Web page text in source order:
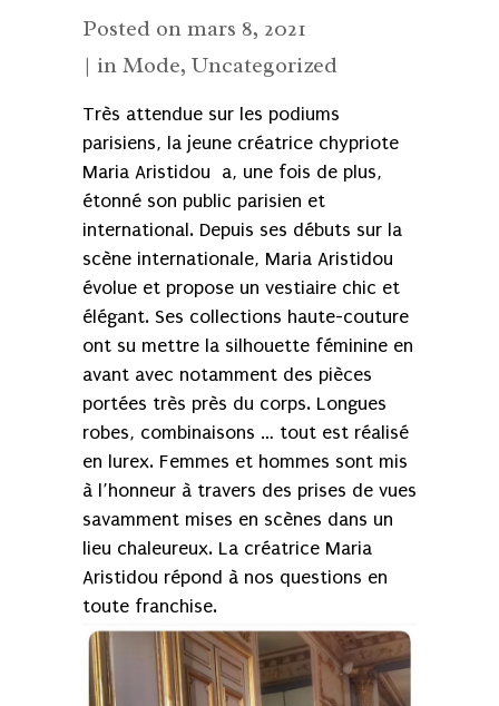
Posted on mars 8, 2021
in Mode, Uncategorized
Très attendue sur les podiums
parisiens, la jeune créatrice chypriote
Maria Aristidou a, une fois de plus,
étonné son public parisien et
international. Depuis ses débuts sur la
scène internationale, Maria Aristidou
évolue et propose un vestiaire chic et
élégant. Ses collections haute-couture
ont su mettre la silhouette féminine en
avant avec notamment des pièces
portées très près du corps. Longues
robes, combinaisons … tout est réalisé
en lurex. Femmes et hommes sont mis
à l’honneur à travers des prises de vues
savamment mises en scènes dans un
lieu chaleureux. La créatrice Maria
Aristidou répond à nos questions en
toute franchise.